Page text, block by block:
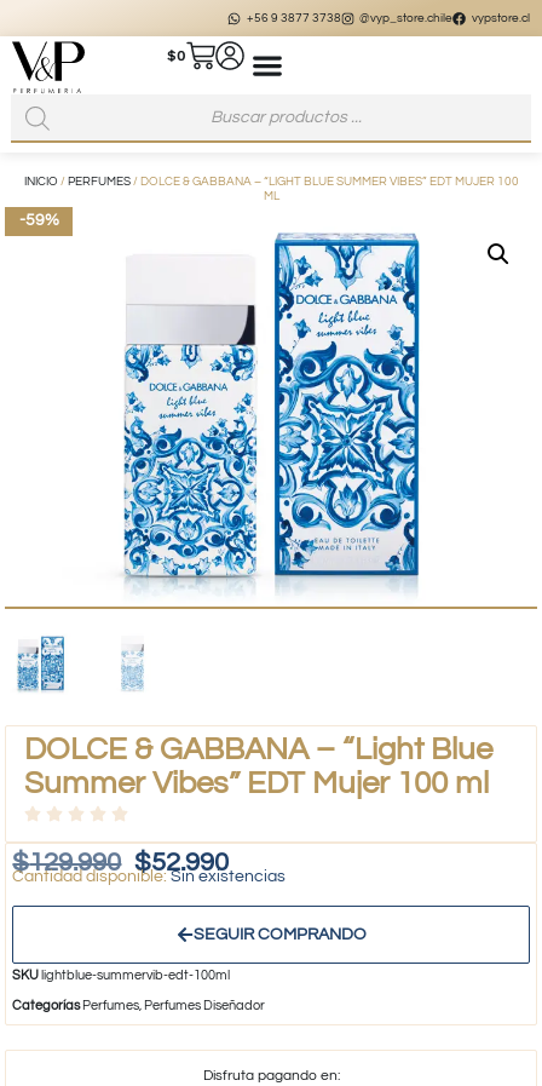
+56 9 3877 3738 @vyp_store.chile vypstore.cl
$0
INICIO / PERFUMES/ DOLCE & GABBANA – “LIGHT BLUE SUMMER VIBES” EDT MUJER 100
ML
-59%
DOLCE & GABBANA – “Light Blue
Summer Vibes” EDT Mujer 100 ml
$129.990 $52.990
Sin existencias
SEGUIR COMPRANDO
SKU lightblue-summervib-edt-100ml
Categorías Perfumes, Perfumes Diseñador
Disfruta pagando en: